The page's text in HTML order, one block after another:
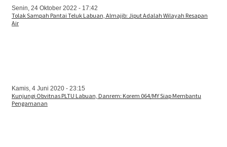
Senin, 24 Oktober 2022 - 17:42
Tolak Sampah Pantai Teluk Labuan, Almajib: Jiput Adalah Wilayah Resapan
Air
Kamis, 4 Juni 2020 - 23:15
Kunjungi Obvitnas PLTU Labuan, Danrem: Korem 064/MY Siap Membantu
Pengamanan